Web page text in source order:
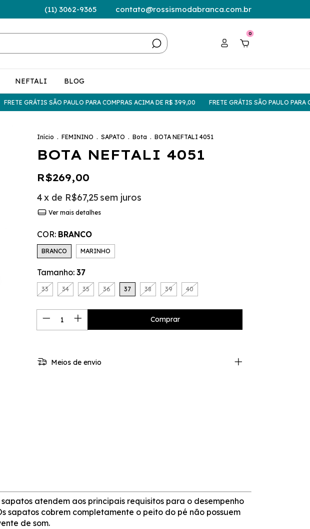
(11) 3062-9365 contato@rossismodabranca.com.br
0
NEFTALI BLOG
GRÁTIS SÃO PAULO PARA COMPRAS ACIMA DE R$ 399,00 FRETE GRÁTIS SÃO PAULO PARA
Início . FEMININO . SAPATO . Bota . BOTA NEFTALI 4051
BOTA NEFTALI 4051
R$269,00
4x de R$67,25 sem juros
Ver mais detalhes
COR: BRANCO
BRANCO MARINHO
Tamanho: 37
33 34 35 36 37 38 39 40
Meios de envio
atendem aos principais requisitos para o desempenho
sapatos cobrem completamente o peito do pé não possuem
de som.